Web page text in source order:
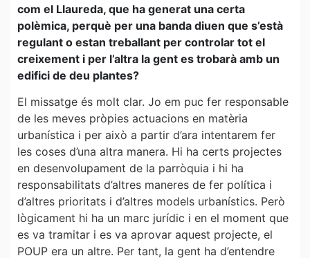
com el Llaureda, que ha generat una certa
polèmica, perquè per una banda diuen que s’està
regulant o estan treballant per controlar tot el
creixement i per l’altra la gent es trobarà amb un
edifici de deu plantes?
El missatge és molt clar. Jo em puc fer responsable
de les meves pròpies actuacions en matèria
urbanística i per això a partir d’ara intentarem fer
les coses d’una altra manera. Hi ha certs projectes
en desenvolupament de la parròquia i hi ha
responsabilitats d’altres maneres de fer política i
d’altres prioritats i d’altres models urbanístics. Però
lògicament hi ha un marc jurídic i en el moment que
es va tramitar i es va aprovar aquest projecte, el
POUP era un altre. Per tant, la gent ha d’entendre